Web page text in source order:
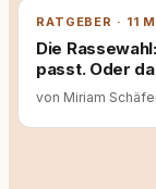
RATGEBER · 11
Die
passt. Oder
von Miriam